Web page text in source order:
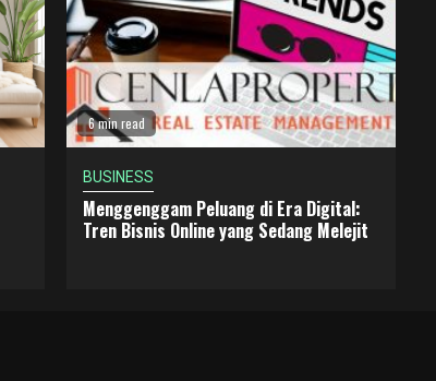
6 min read
BUSINESS
Menggenggam Peluang di Era Digital:
Tren Bisnis Online yang Sedang Melejit